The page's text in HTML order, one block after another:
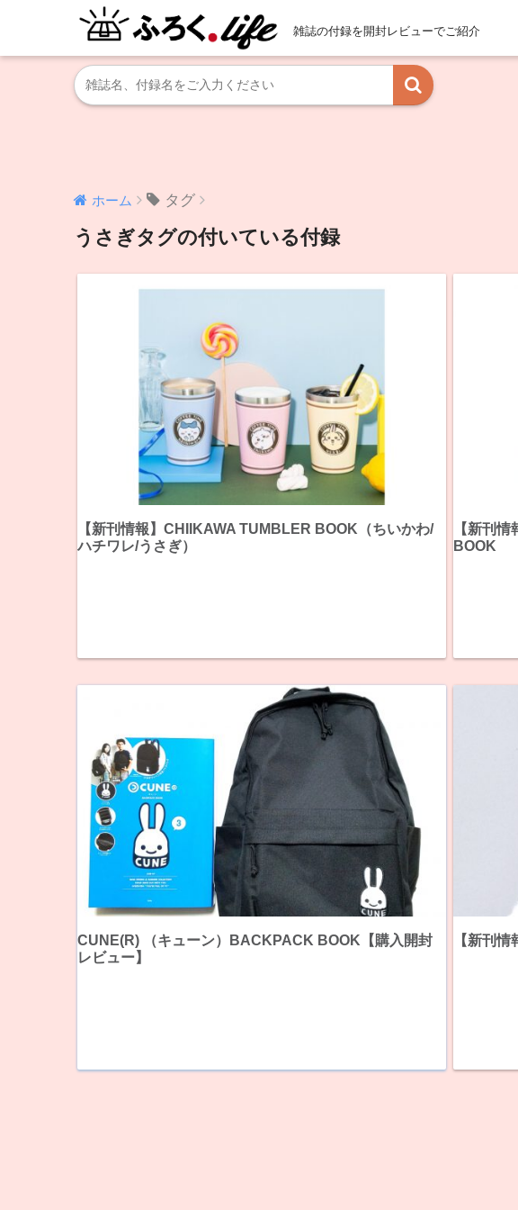
雑誌の付録を開封レビューでご紹介
ホーム タグ
うさぎタグの付いている付録
【新刊情報】CHIIKAWA TUMBLER BOOK（ちいかわ/
ハチワレ/うさぎ）
【新刊
BOOK
CUNE(R) （キューン）BACKPACK BOOK【購入開封
レビュー】
【新刊